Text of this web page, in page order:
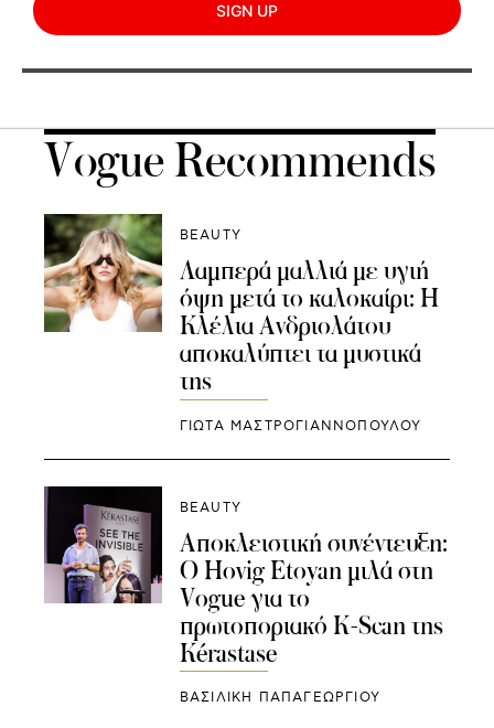
SIGN UP
Vogue Recommends
BEAUTY
Λαμπερά μαλλιά με υγιή
όψη μετά το καλοκαίρι: Η
Κλέλια Ανδριολάτου
αποκαλύπτει τα μυστικά
της
ΓΙΩΤΑ ΜΑΣΤΡΟΓΙΑΝΝΟΠΟΥΛΟΥ
BEAUTY
Αποκλειστική συνέντευξη:
Ο Hovig Etoyan μιλά στη
Vogue για το
πρωτοποριακό K-Scan της
Kérastase
ΒΑΣΙΛΙΚΗ ΠΑΠΑΓΕΩΡΓΙΟΥ